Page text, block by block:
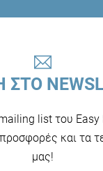
list του Easy
και τα
μας!